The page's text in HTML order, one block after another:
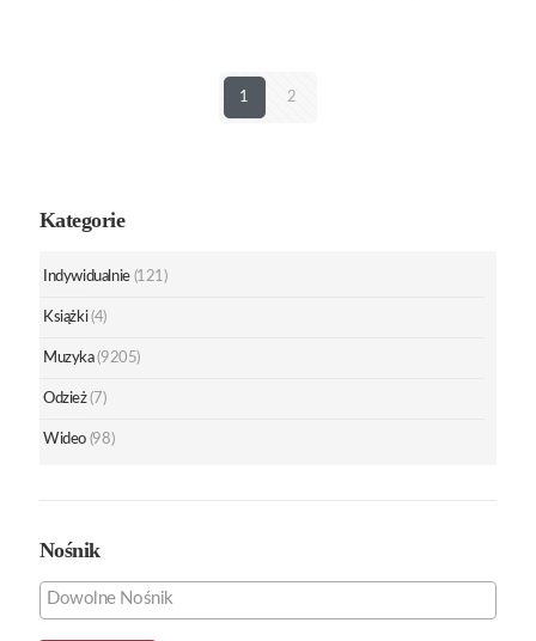
1 2
Kategorie
Indywidualnie (121)
Książki (4)
Muzyka (9205)
Odzież (7)
Wideo (98)
Nośnik